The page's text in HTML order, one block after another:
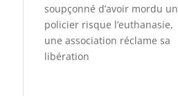
soupçonné d’avoir mordu un
policier risque l’euthanasie,
une association réclame sa
libération